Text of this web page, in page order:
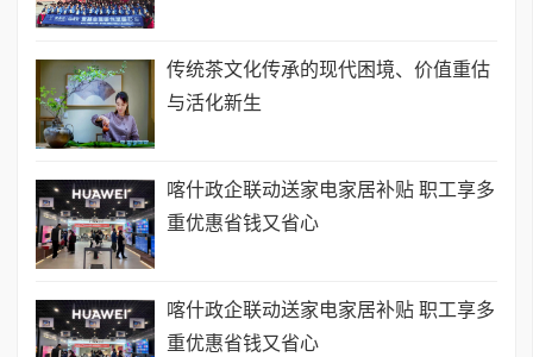
传统茶文化传承的现代困境、价值重估
与活化新生
喀什政企联动送家电家居补贴 职工享多
重优惠省钱又省心
喀什政企联动送家电家居补贴 职工享多
重优惠省钱又省心